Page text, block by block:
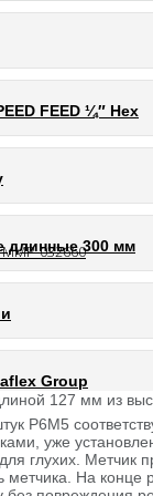
FEED ¼″ Hex
длинные 300 мм
Group
дереву
032660
127 мм из
Р6М5
уже
глухих.
На конце